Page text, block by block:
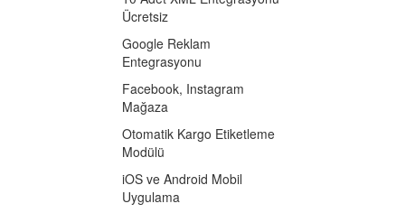
Ücretsiz
Google Reklam
Entegrasyonu
Facebook, Instagram
Mağaza
Otomatik Kargo Etiketleme
Modülü
iOS ve Android Mobil
Uygulama